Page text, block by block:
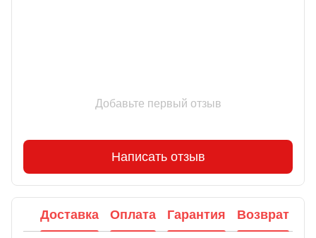
Добавьте первый отзыв
Написать отзыв
Доставка Оплата Гарантия Возврат